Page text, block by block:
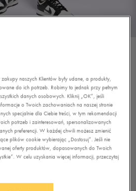
naszych Klientów były udane, a produkty,
do ich potrzeb. Robimy to jednak przy pełnym
danych osobowych. Kliknij „OK”, jeśli
o Twoich zachowaniach na naszej stronie
specjalnie dla Ciebie treści, w tym rekomendacji
potrzeb i zainteresowań, spersonalizowanych
preferencji. W każdej chwili możesz zmienić
plików cookie wybierając „Dostosuj”. Jeśli nie
oferty produktów, dopasowanych do Twoich
W celu uzyskania więcej informacji, przeczytaj